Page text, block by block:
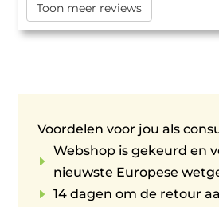
Toon meer reviews
Voordelen voor jou als
E
Webshop is gekeurd en
nieuwste Europese
E 14 dagen om de retour